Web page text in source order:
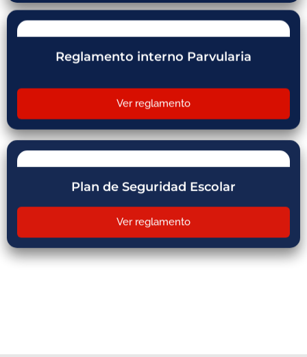
Reglamento interno Parvularia
Ver reglamento
Plan de Seguridad Escolar
Ver reglamento